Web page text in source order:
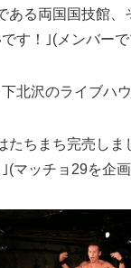
ある両国国技館
す！｣(メンバー
北沢のライブハ
たちまち完売し
(マッチョ29を企